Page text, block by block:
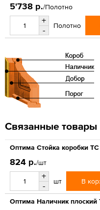
5'738 р./Полотно
+
-
Полотно
Связанные товары
Оптима Стойка коробки
824 р./шт
+
-
шт В
Оптима Наличник